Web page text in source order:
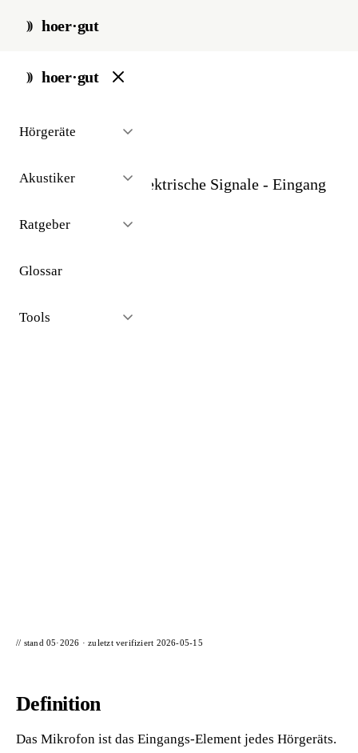
hoer·gut
hoer·gut
Hörgeräte
Akustiker
Ratgeber
Glossar
Tools
start / glossar / mikrofon
Mikrofon
Wandelt Schall in elektrische Signale - Eingang
// stand 05·2026 · zuletzt verifiziert 2026-05-15
Definition
Das Mikrofon ist das Eingangs-Element jedes Hörgeräts.